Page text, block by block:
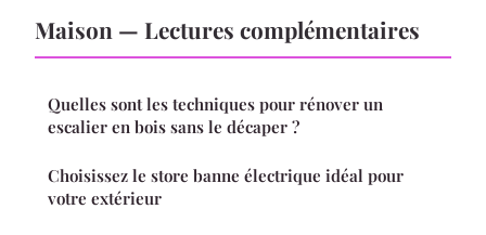
Maison — Lectures complémentaires
Quelles sont les techniques pour rénover un
escalier en bois sans le décaper ?
Choisissez le store banne électrique idéal pour
votre extérieur